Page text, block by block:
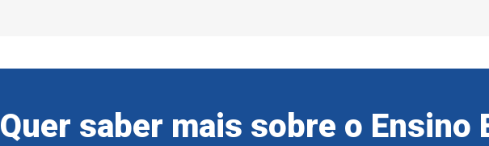
Quer saber mais sobre o Ensino